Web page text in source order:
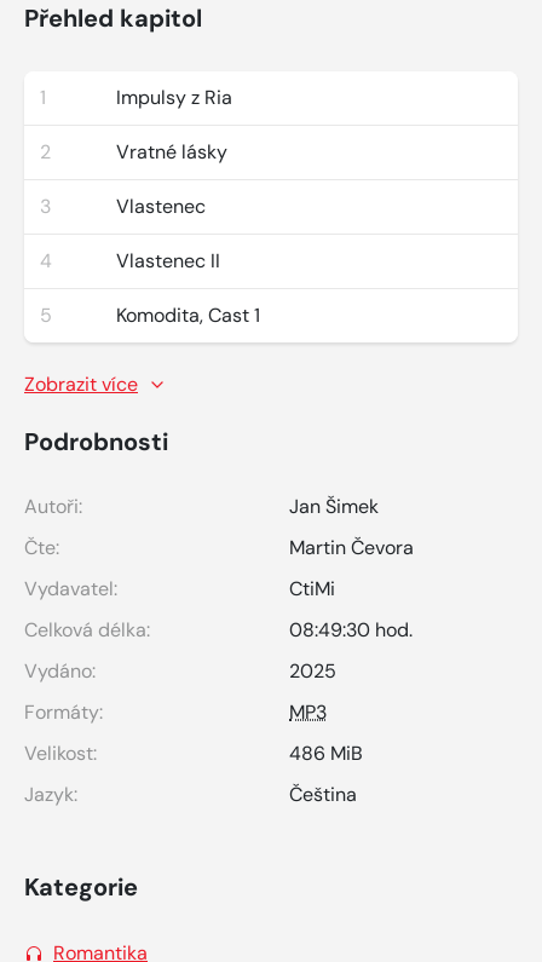
Přehled kapitol
1 Impulsy z Ria
2 Vratné lásky
3 Vlastenec
4 Vlastenec II
5 Komodita, Cast 1
Zobrazit více
Podrobnosti
Autoři:
Jan Šimek
Čte:
Martin Čevora
Vydavatel:
CtiMi
Celková délka:
08:49:30 hod.
Vydáno:
2025
Formáty:
MP3
Velikost:
486 MiB
Jazyk:
Čeština
Kategorie
Romantika